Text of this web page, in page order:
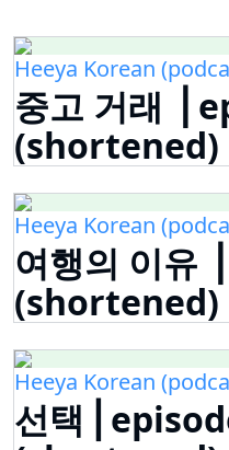
Heeya Korean
중고 거래 ⎟
(shortened)
Heeya Korean
여행의 이유
(shortened)
Heeya Korean
선택